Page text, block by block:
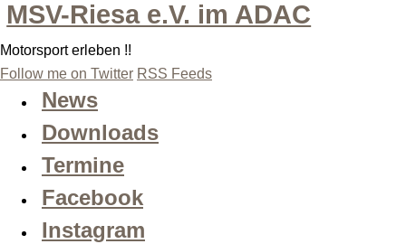
MSV-Riesa e.V. im ADAC
Motorsport erleben !!
Follow me on Twitter RSS Feeds
News
Downloads
Termine
Facebook
Instagram